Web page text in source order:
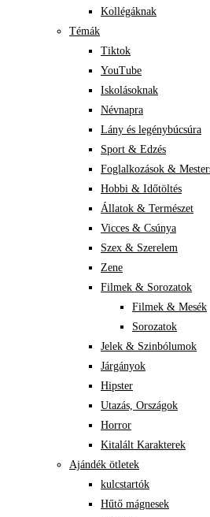
Kollégáknak
Témák
Tiktok
YouTube
Iskolásoknak
Névnapra
Lány és legénybúcsúra
Sport & Edzés
Foglalkozások &
Hobbi & Időtöltés
Állatok & Természet
Vicces & Csúnya
Szex & Szerelem
Zene
Filmek & Sorozatok
Filmek & Mesék
Sorozatok
Jelek & Szinbólumok
Járgányok
Hipster
Utazás, Országok
Horror
Kitalált Karakterek
Ajándék ötletek
kulcstartók
Hűtő mágnesek